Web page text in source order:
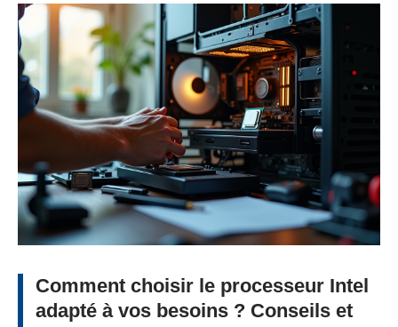
Comment choisir le processeur Intel
adapté à vos besoins ? Conseils et